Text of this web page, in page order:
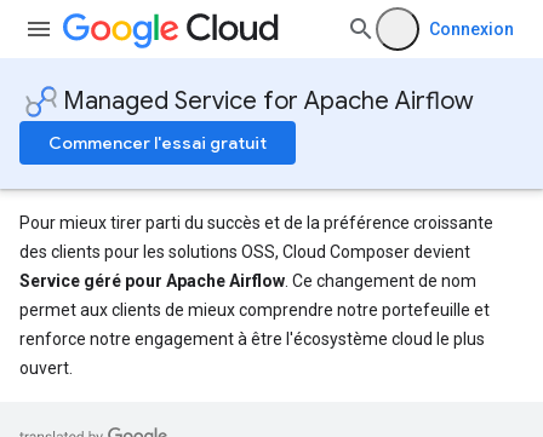
Connexion
Managed Service for Apache Airflow
Commencer l'essai gratuit
Pour mieux tirer parti du succès et de la préférence croissante
des clients pour les solutions OSS, Cloud Composer devient
Service géré pour Apache Airflow . Ce changement de nom
permet aux clients de mieux comprendre notre portefeuille et
renforce notre engagement à être l'écosystème cloud le plus
ouvert.